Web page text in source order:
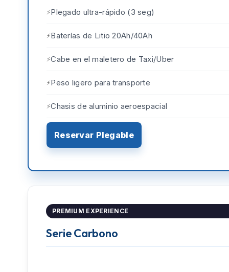
Plegado ultra-rápido (3 seg)
Baterías de Litio 20Ah/40Ah
Cabe en el maletero de Taxi/Uber
Peso ligero para transporte
Chasis de aluminio aeroespacial
Reservar Plegable
PREMIUM EXPERIENCE
Serie Carbono